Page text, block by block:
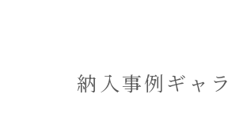
納入事例ギャ